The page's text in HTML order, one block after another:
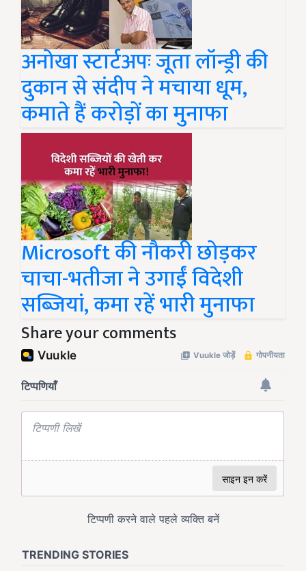
अनोखा स्टार्टअपः जूता लॉन्ड्री की
दुकान से संदीप ने मचाया धूम,
कमाते हैं करोड़ों का मुनाफा
Microsoft की नौकरी छोड़कर
चाचा-भतीजा ने उगाईं विदेशी
सब्जियां, कमा रहें भारी मुनाफा
Share your comments